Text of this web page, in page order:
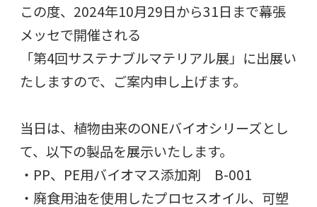
この度、2024年10月29日から31日まで幕張
メッセで開催される
「第4回サステナブルマテリアル展」に出展い
たしますので、ご案内申し上げます。
当日は、植物由来のONEバイオシリーズとし
て、以下の製品を展示いたします。
・PP、PE用バイオマス添加剤 B-001
・廃食用油を使用したプロセスオイル、可塑